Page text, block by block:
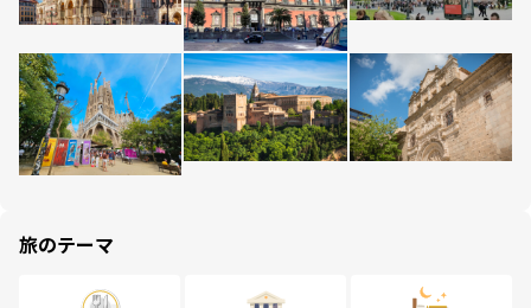
旅のテーマ